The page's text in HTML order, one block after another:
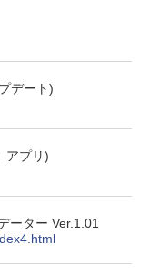
デート)
アプリ)
ーター Ver.1.01